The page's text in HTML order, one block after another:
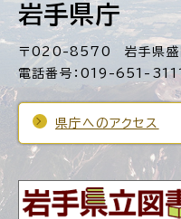
岩手県庁
〒020-8570 岩手県盛
電話番号：019-651-3111
県庁へのアクセス